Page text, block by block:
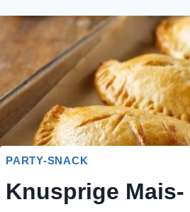
PARTY-SNACK
Knusprige Mais-